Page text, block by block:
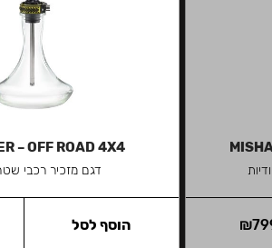
₪
– OFF ROAD 4X4
דגם מזכיר רכבי
הוסף לסל